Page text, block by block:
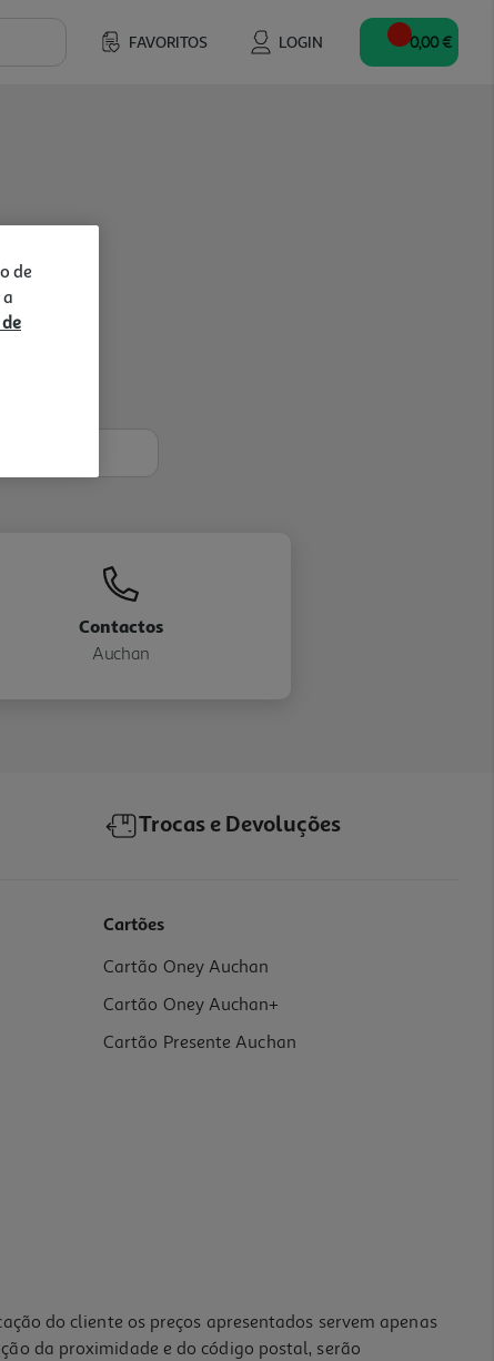
FAVORITOS LOGIN 0,00 €
Contactos
Auchan
Trocas e Devoluções
Cartões
Cartão Oney Auchan
Cartão Oney Auchan+
Cartão Presente Auchan
do cliente os preços apresentados servem apenas
da proximidade e do código postal, serão
de